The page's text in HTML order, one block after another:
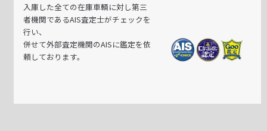
入庫した全ての在庫車輌に対し第三
者機関であるAIS査定士がチェックを
行い、
併せて外部査定機関のAISに鑑定を依
頼しております。